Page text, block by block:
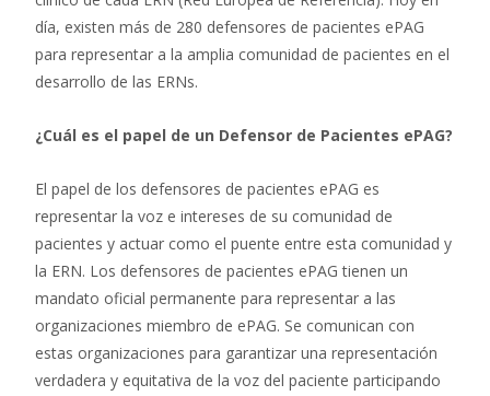
día, existen más de 280 defensores de pacientes ePAG
para representar a la amplia comunidad de pacientes en el
desarrollo de las ERNs.
¿Cuál es el papel de un Defensor de Pacientes ePAG?
El papel de los defensores de pacientes ePAG es
representar la voz e intereses de su comunidad de
pacientes y actuar como el puente entre esta comunidad y
la ERN. Los defensores de pacientes ePAG tienen un
mandato oficial permanente para representar a las
organizaciones miembro de ePAG. Se comunican con
estas organizaciones para garantizar una representación
verdadera y equitativa de la voz del paciente participando